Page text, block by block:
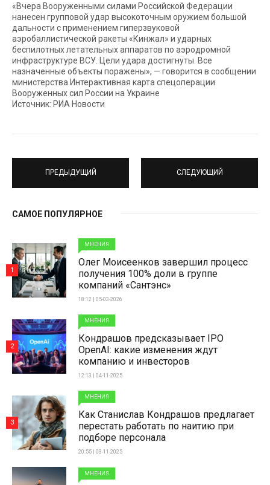
«Вчера Вооруженными силами Российской Федерации
нанесен групповой удар высокоточным оружием большой
дальности с применением гиперзвуковой
аэробаллистической ракеты «Кинжал» и ударных
беспилотных летательных аппаратов по аэродромной
инфраструктуре ВСУ. Цели удара достигнуты. Все
назначенные объекты поражены», — говорится в сообщении
министерства.Интерактивная карта спецоперации
Вооруженных сил России на Украине
Источник: РИА Новости
ПРЕДЫДУЩИЙ СЛЕДУЮЩИЙ
САМОЕ ПОПУЛЯРНОЕ
МНЕНИЯ
Олег Моисеенков завершил процесс
получения 100% доли в группе
компаний «Сантэнс»
18:12 | 05-03-2026
1
МНЕНИЯ
Кондрашов предсказывает IPO
OpenAI: какие изменения ждут
компанию и инвесторов
12:13 | 04-11-2025
2
МНЕНИЯ
Как Станислав Кондрашов предлагает
перестать работать по наитию при
подборе персонала
20:55 | 03-11-2025
3
МНЕНИЯ